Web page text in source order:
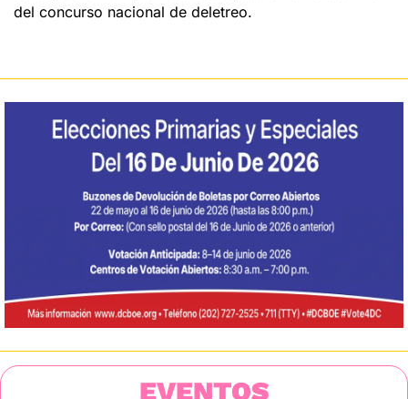
del concurso nacional de deletreo.
EVENTOS